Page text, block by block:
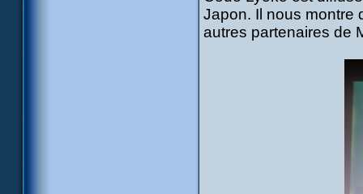
Japon. Il nous montre
autres partenaires de